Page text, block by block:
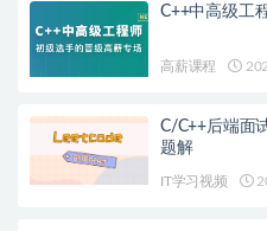
C++中高级工
高薪课程
C/C++后端面
题解
IT学习视频